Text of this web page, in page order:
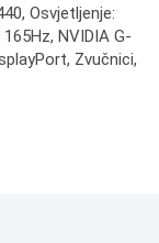
Osvjetljenje:
NVIDIA G-
Zvučnici,